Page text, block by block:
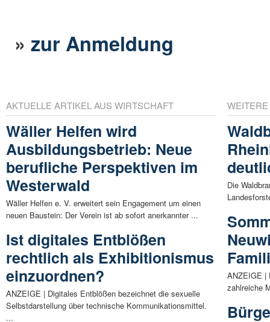
»zur Anmeldung
AKTUELLE ARTIKEL AUS WIRTSCHAFT
Wäller Helfen wird
Ausbildungsbetrieb: Neue
berufliche Perspektiven im
Westerwald
Wäller Helfen e. V. erweitert sein Engagement um einen
neuen Baustein: Der Verein ist ab sofort anerkannter ...
Ist digitales Entblößen
rechtlich als Exhibitionismus
einzuordnen?
ANZEIGE | Digitales Entblößen bezeichnet die sexuelle
Selbstdarstellung über technische Kommunikationsmittel.
...
Die
ANZEIGE |
zahlreiche